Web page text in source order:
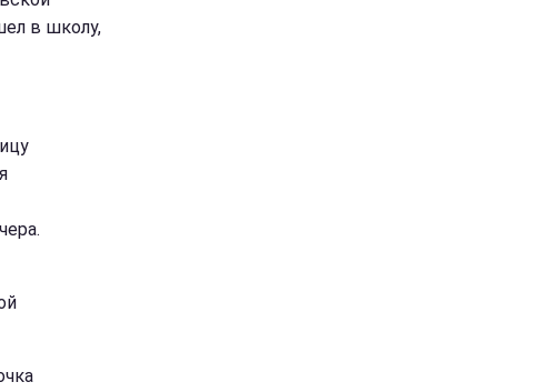
в школу,